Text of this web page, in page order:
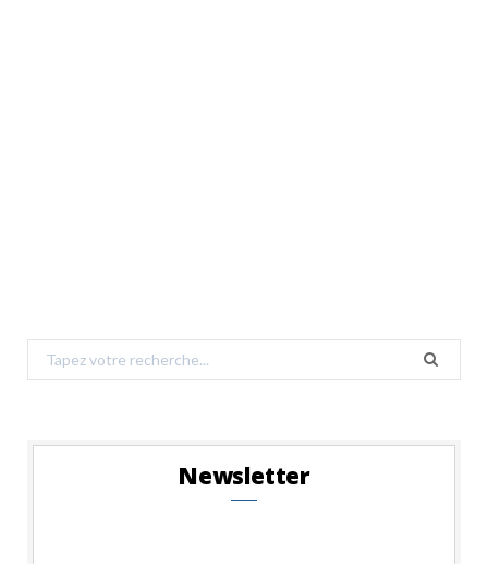
Search
for:
Newsletter